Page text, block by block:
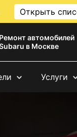
Открыть
Ремонт автомобилей
в Москве
Услуги